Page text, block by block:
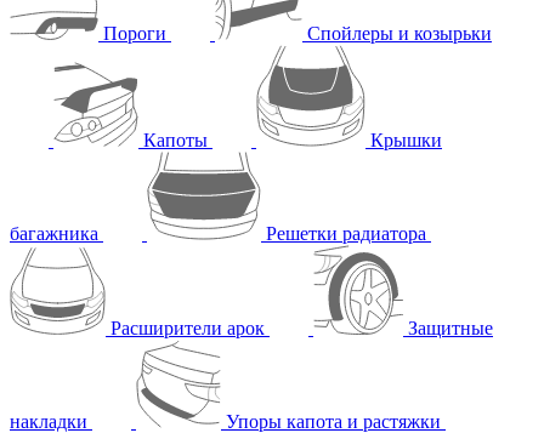
Пороги Спойлеры и козырьки
Капоты Крышки
багажника Решетки радиатора
Расширители арок Защитные
накладки Упоры капота и растяжки